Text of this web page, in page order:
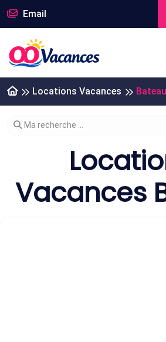
Email
Locations Vacances Bateau
Modifier votre recherche
Ma recherche ...
Vacances